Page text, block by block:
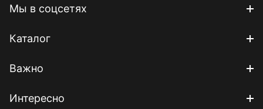
Мы в соцсетях
Каталог
Важно
Интересно